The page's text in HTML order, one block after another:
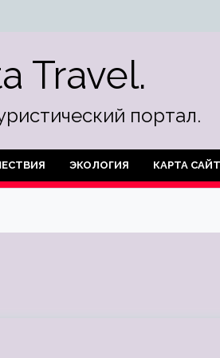
Travel.
портал.
ЭКОЛОГИЯ КАРТА